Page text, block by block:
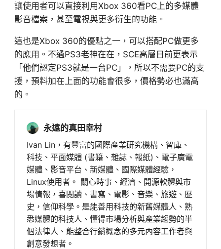
讓使用者可以直接利用Xbox 360看PC上的多媒體
影音檔案，甚至電視與更多衍生的功能。
這也是Xbox 360的優點之一，可以搭配PC做更多
的應用。不過PS3老神在在，SCE高層日前更表示
「他們認定PS3就是一台PC」，所以不需要PC的支
援，預料加在上面的功能會很多，價格勢必也滿高
的。
永遠的真田幸村
Ivan Lin，有豐富的國際產業研究機構、智庫、
科技、平面媒體 (書籍、雜誌、報紙)、電子廣電
媒體、影音平台、新媒體、國際媒體經驗，
Linux使用者。 關心時事、經濟、開源軟體與市
場情報，喜閱讀、書寫、電影、音樂、旅遊、歷
史，信仰科學。是能善用科技的新舊媒體人、熟
悉媒體的科技人、懂得市場分析與產業趨勢的半
個法律人、能整合行銷概念的多元內容工作者與
創意發想者。